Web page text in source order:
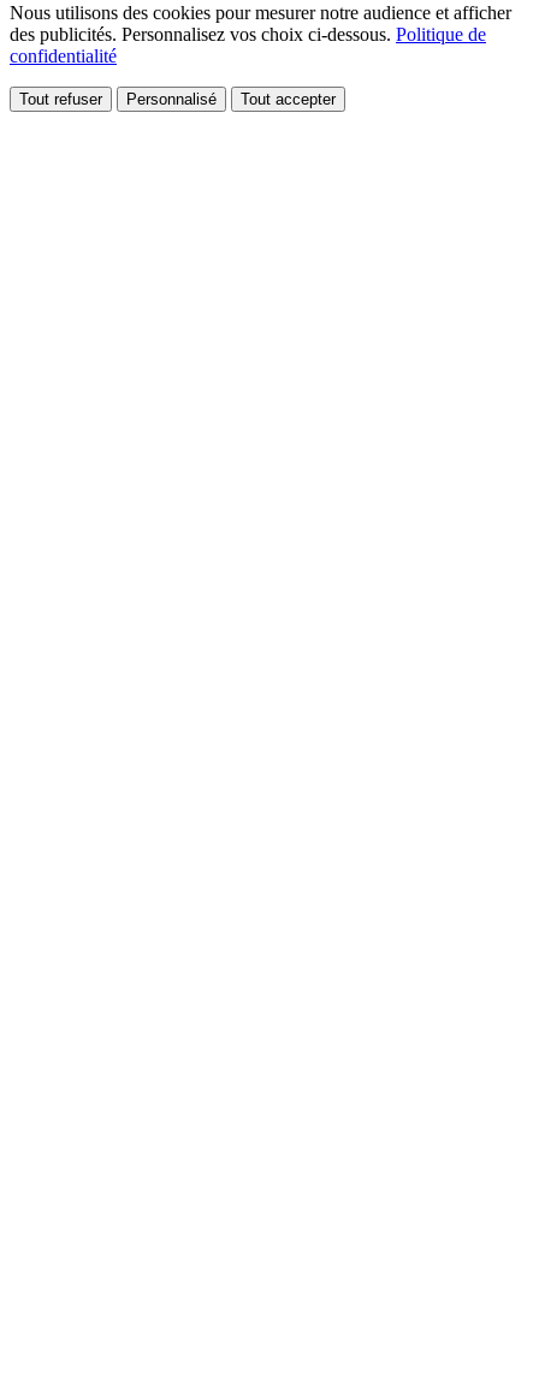
Nous utilisons des cookies pour mesurer notre audience et afficher
des publicités. Personnalisez vos choix ci-dessous. Politique de
confidentialité
Tout refuser Personnalisé Tout accepter